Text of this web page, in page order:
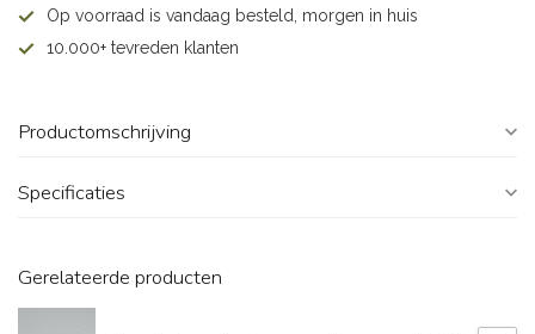
Op voorraad is vandaag besteld, morgen in huis
10.000+ tevreden klanten
Productomschrijving
Specificaties
Gerelateerde producten